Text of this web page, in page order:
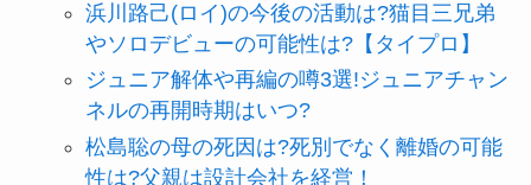
浜川路己(ロイ)の今後の活動は?猫目三兄弟
やソロデビューの可能性は?【タイプロ】
ジュニア解体や再編の噂3選!ジュニアチャン
ネルの再開時期はいつ?
松島聡の母の死因は?死別でなく離婚の可能
性は?父親は設計会社を経営！